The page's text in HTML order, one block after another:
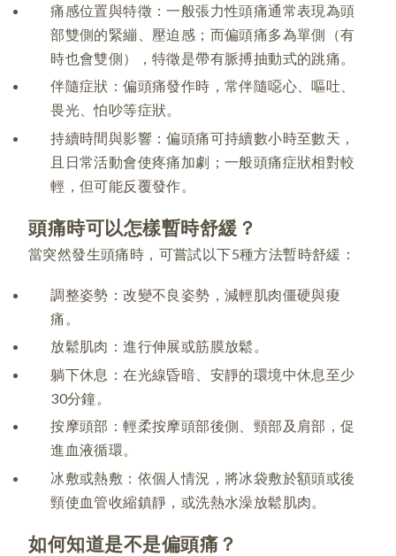
痛感位置與特徵：一般張力性頭痛通常表現為頭
部雙側的緊繃、壓迫感；而偏頭痛多為單側（有
時也會雙側），特徵是帶有脈搏抽動式的跳痛。
伴隨症狀：偏頭痛發作時，常伴隨噁心、嘔吐、
畏光、怕吵等症狀。
持續時間與影響：偏頭痛可持續數小時至數天，
且日常活動會使疼痛加劇；一般頭痛症狀相對較
輕，但可能反覆發作。
頭痛時可以怎樣暫時舒緩？
當突然發生頭痛時，可嘗試以下5種方法暫時舒緩：
調整姿勢：改變不良姿勢，減輕肌肉僵硬與痠
痛。
放鬆肌肉：進行伸展或筋膜放鬆。
躺下休息：在光線昏暗、安靜的環境中休息至少
30分鐘。
按摩頭部：輕柔按摩頭部後側、頸部及肩部，促
進血液循環。
冰敷或熱敷：依個人情況，將冰袋敷於額頭或後
頸使血管收縮鎮靜，或洗熱水澡放鬆肌肉。
如何知道是不是偏頭痛？